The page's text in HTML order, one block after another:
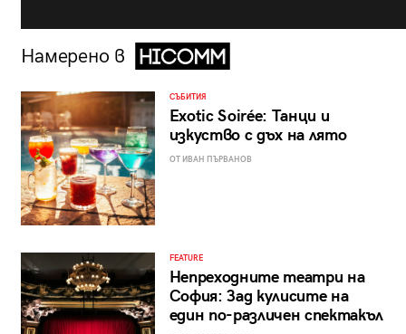
Намерено в
СЪБИТИЯ
Exotic Soirée: Танци и
изкуство с дъх на лято
ОТ ИВАН ПЪРВАНОВ
FEATURE
Непреходните театри на
София: Зад кулисите на
един по-различен спектакъл